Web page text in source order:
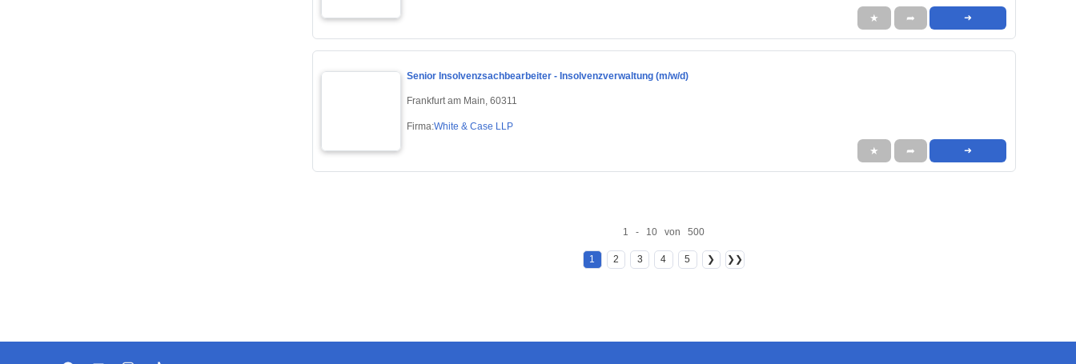
★ ➦ ➜
Senior Insolvenzsachbearbeiter - Insolvenzverwaltung (m/w/d)
Frankfurt am Main, 60311
Firma:White & Case LLP
★ ➦ ➜
1 - 10 von 500
1 2 3 4 5 ❯ ❯❯